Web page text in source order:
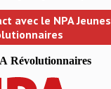
avec le NPA Jeunes
Révolutionnaires